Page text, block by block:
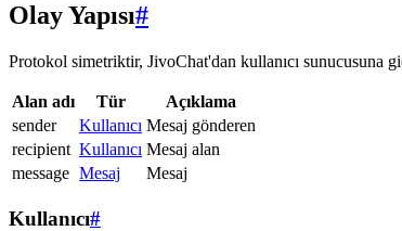
Olay Yapısı#
Protokol simetriktir, JivoChat'dan kullanıcı sunucusuna
Alan adı Tür
Açıklama
sender
Kullanıcı Mesaj gönderen
recipient Kullanıcı Mesaj alan
message Mesaj Mesaj
Kullanıcı#